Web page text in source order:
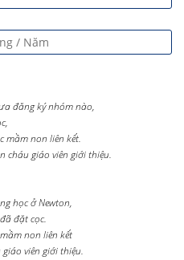
đăng ký nhóm nào,
mầm non liên kết.
cháu giáo viên giới thiệu.
học ở Newton,
đặt cọc.
non liên kết
viên giới thiệu.